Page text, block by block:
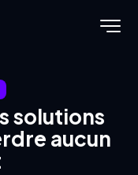
solutions
aucun